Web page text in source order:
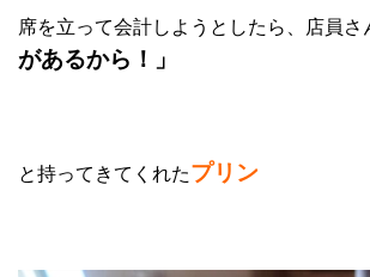
席を立って会計しようとしたら、店員さ
があるから！」
と持ってきてくれたプリン